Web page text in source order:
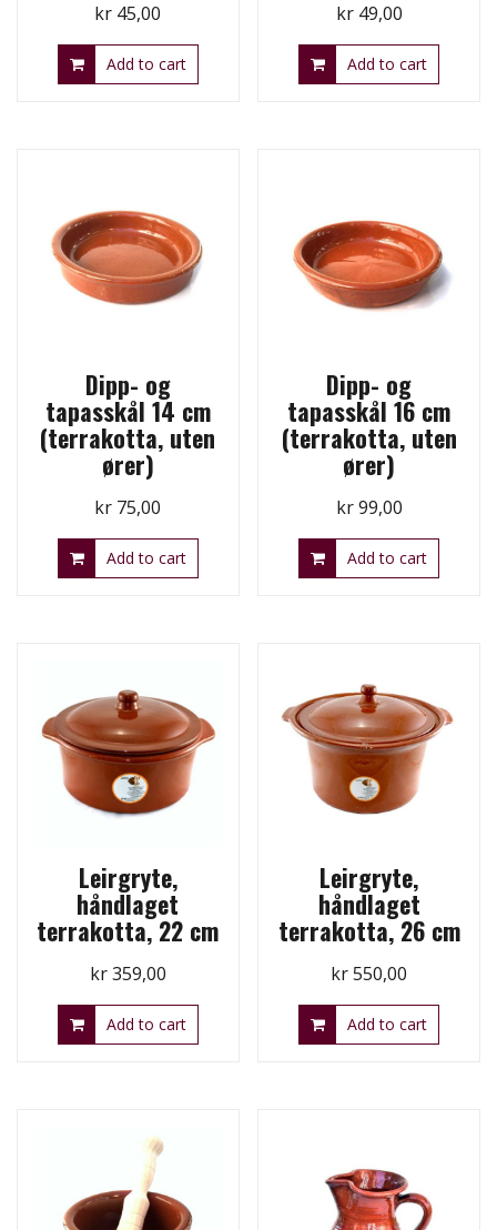
kr 45,00
Add to cart
kr49,00
Add to cart
Dipp- og
tapasskål 14 cm
(terrakotta, uten
ører)
kr 75,00
Add to cart
Dipp- og
tapasskål 16 cm
(terrakotta, uten
ører)
kr99,00
Add to cart
Leirgryte,
håndlaget
terrakotta, 22 cm
kr359,00
Add to cart
Leirgryte,
håndlaget
terrakotta, 26 cm
kr550,00
Add to cart